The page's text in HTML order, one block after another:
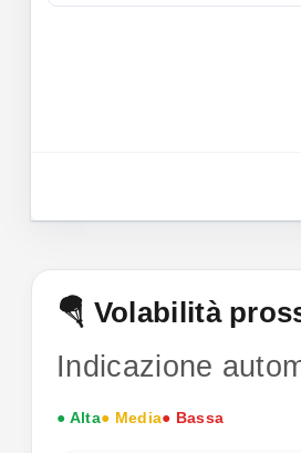
🪂 Volabilità
Indicazione
● Alta● Media● Bassa